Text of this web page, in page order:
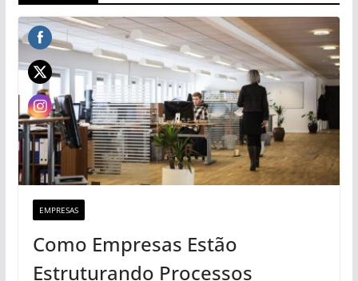
EMPRESAS
Como Empresas Estão
Estruturando Processos